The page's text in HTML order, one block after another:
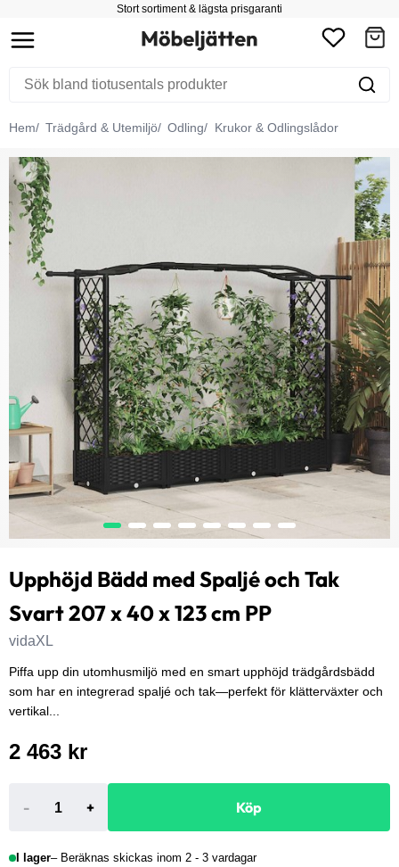
Stort sortiment & lägsta prisgaranti
Hem Trädgård & Utemiljö Odling Krukor & Odlingslådor
Upphöjd Bädd med Spaljé och Tak
Svart 207 x 40 x 123 cm PP
vidaXL
Piffa upp din utomhusmiljö med en smart upphöjd trädgårdsbädd
som har en integrerad spaljé och tak—perfekt för klätterväxter och
vertikal...
2 463 kr
- + Köp
I lager Beräknas skickas inom 2 - 3 vardagar